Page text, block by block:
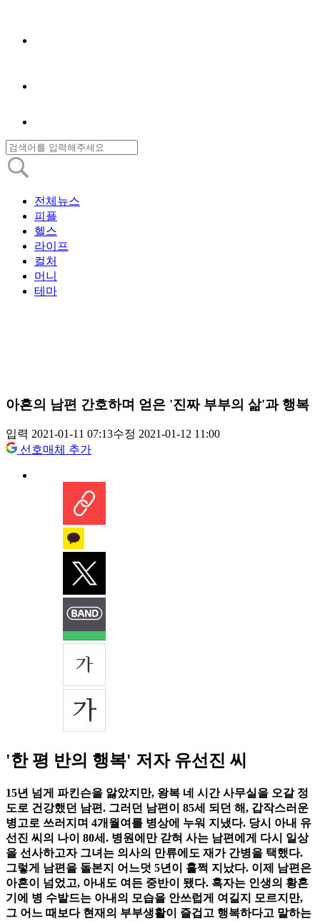
전체뉴스
피플
헬스
라이프
컬처
머니
테마
아흔의 남편 간호하며 얻은 '진짜 부부의 삶'과 행복
입력 2021-01-11 07:13수정 2021-01-12 11:00
선호매체 추가
'한 평 반의 행복' 저자 유선진 씨
15년 넘게 파킨슨을 앓았지만, 왕복 네 시간 사무실을 오갈 정
도로 건강했던 남편. 그러던 남편이 85세 되던 해, 갑작스러운
병고로 쓰러지며 4개월여를 병상에 누워 지냈다. 당시 아내 유
선진 씨의 나이 80세. 병원에만 갇혀 사는 남편에게 다시 일상
을 선사하고자 그녀는 의사의 만류에도 재가 간병을 택했다.
그렇게 남편을 돌본지 어느덧 5년이 훌쩍 지났다. 이제 남편은
아흔이 넘었고, 아내도 여든 중반이 됐다. 혹자는 인생의 황혼
기에 병 수발드는 아내의 모습을 안쓰럽게 여길지 모르지만,
그 어느 때보다 현재의 부부생활이 즐겁고 행복하다고 말하는